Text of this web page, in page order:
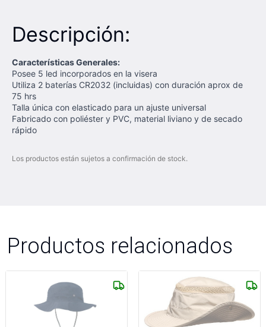
Descripción:
Características Generales:
Posee 5 led incorporados en la visera
Utiliza 2 baterías CR2032 (incluidas) con duración aprox de
75 hrs
Talla única con elasticado para un ajuste universal
Fabricado con poliéster y PVC, material liviano y de secado
rápido
Los productos están sujetos a confirmación de stock.
Productos relacionados